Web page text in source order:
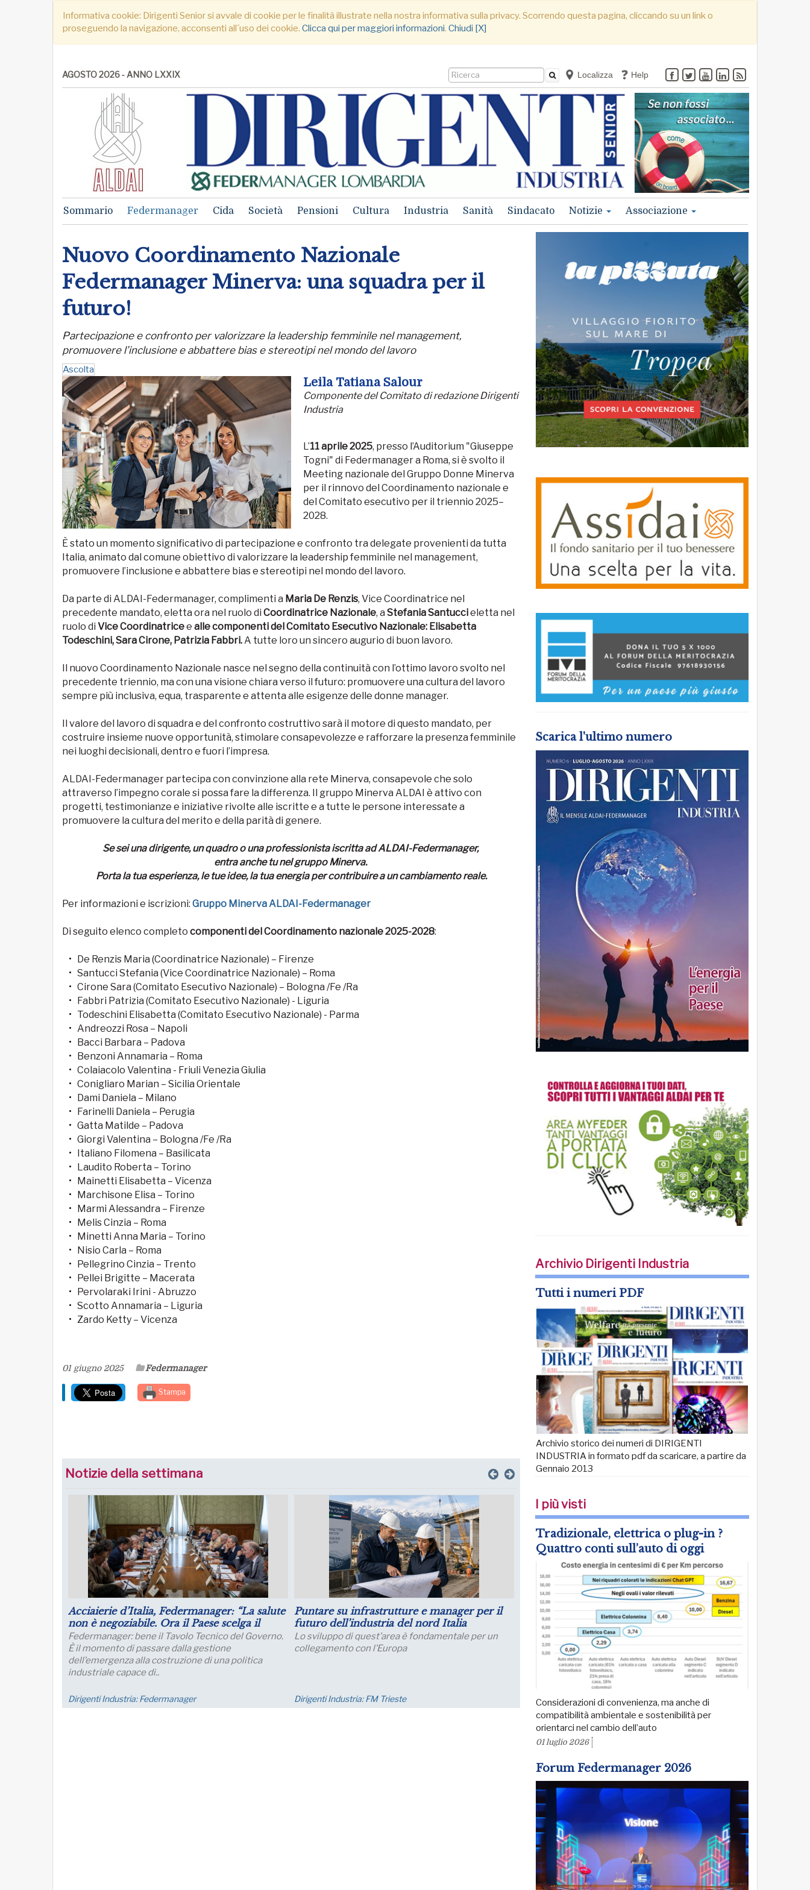
Informativa cookie: Dirigenti Senior si avvale di cookie per le finalità illustrate nella nostra informativa sulla privacy. Scorrendo questa pagina, cliccando su un link o
proseguendo la navigazione, acconsenti all´uso dei cookie. Clicca qui per maggiori informazioni. Chiudi [X]
AGOSTO 2026 - ANNO LXXIX Localizza Help
Sommario Federmanager Cida Società Pensioni Cultura Industria Sanità Sindacato Notizie Associazione
Nuovo Coordinamento Nazionale
Federmanager Minerva: una squadra per il
futuro!
Partecipazione e confronto per valorizzare la leadership femminile nel management,
promuovere l’inclusione e abbattere bias e stereotipi nel mondo del lavoro
Ascolta
Leila Tatiana Salour
Componente del Comitato di redazione Dirigenti
Industria
L’11 aprile 2025, presso l’Auditorium "Giuseppe
Togni" di Federmanager a Roma, si è svolto il
Meeting nazionale del Gruppo Donne Minerva
per il rinnovo del Coordinamento nazionale e
del Comitato esecutivo per il triennio 2025–
2028.
È stato un momento significativo di partecipazione e confronto tra delegate provenienti da tutta
Italia, animato dal comune obiettivo di valorizzare la leadership femminile nel management,
promuovere l’inclusione e abbattere bias e stereotipi nel mondo del lavoro.
Da parte di ALDAI-Federmanager, complimenti a Maria De Renzis, Vice Coordinatrice nel
precedente mandato, eletta ora nel ruolo di Coordinatrice Nazionale, a Stefania Santuccieletta nel
ruolo di Vice Coordinatricee alle componenti del Comitato Esecutivo Nazionale: Elisabetta
Todeschini, Sara Cirone, Patrizia Fabbri.A tutte loro un sincero augurio di buon lavoro.
Il nuovo Coordinamento Nazionale nasce nel segno della continuità con l’ottimo lavoro svolto nel
precedente triennio, ma con una visione chiara verso il futuro: promuovere una cultura del lavoro
sempre più inclusiva, equa, trasparente e attenta alle esigenze delle donne manager.
Il valore del lavoro di squadra e del confronto costruttivo sarà il motore di questo mandato, per
costruire insieme nuove opportunità, stimolare consapevolezze e rafforzare la presenza femminile
nei luoghi decisionali, dentro e fuori l’impresa.
ALDAI-Federmanager partecipa con convinzione alla rete Minerva, consapevole che solo
attraverso l’impegno corale si possa fare la differenza. Il gruppo Minerva ALDAI è attivo con
progetti, testimonianze e iniziative rivolte alle iscritte e a tutte le persone interessate a
promuovere la cultura del merito e della parità di genere.
Se sei una dirigente, un quadro o una professionistaiscritta ad ALDAI-Federmanager,
entra anche tu nel gruppo Minerva.
Porta la tua esperienza, le tue idee, la tua energiaper contribuire a un cambiamento reale.
Per informazioni e iscrizioni: Gruppo Minerva ALDAI-Federmanager
Di seguito elenco completo componenti del Coordinamento nazionale 2025-2028:
De Renzis Maria (Coordinatrice Nazionale) – Firenze
Santucci Stefania (Vice Coordinatrice Nazionale) – Roma
Cirone Sara (Comitato Esecutivo Nazionale) – Bologna /Fe /Ra
Fabbri Patrizia (Comitato Esecutivo Nazionale) - Liguria
Todeschini Elisabetta (Comitato Esecutivo Nazionale) - Parma
Andreozzi Rosa – Napoli
Bacci Barbara – Padova
Benzoni Annamaria – Roma
Colaiacolo Valentina - Friuli Venezia Giulia
Conigliaro Marian – Sicilia Orientale
Dami Daniela – Milano
Farinelli Daniela – Perugia
Gatta Matilde – Padova
Giorgi Valentina – Bologna /Fe /Ra
Italiano Filomena – Basilicata
Laudito Roberta – Torino
Mainetti Elisabetta – Vicenza
Marchisone Elisa – Torino
Marmi Alessandra – Firenze
Melis Cinzia – Roma
Minetti Anna Maria – Torino
Nisio Carla – Roma
Pellegrino Cinzia – Trento
Pellei Brigitte – Macerata
Pervolaraki Irini - Abruzzo
Scotto Annamaria – Liguria
Zardo Ketty – Vicenza
01 giugno 2025 Federmanager
Stampa
Notizie della settimana
Luglio: migliorano le aspettative sulla
produzione
Le aspettative delle grandi imprese industriali
migliorano a luglio, con un aumento della quota di
imprese che prevede una crescita della produzione;
nei..
Economia
Crescita della Produttività e Prospettive
Salariali
Incontro Zoom con il Prof. Giampaolo Galli -
Osservatorio CPI Università Cattolica - mercoledì
Eventi
Scarica l'ultimo numero
Archivio Dirigenti Industria
Tutti i numeri PDF
Archivio storico dei numeri di DIRIGENTI
INDUSTRIA in formato pdf da scaricare, a partire da
Gennaio 2013
I più visti
Tradizionale, elettrica o plug-in ?
Quattro conti sull’auto di oggi
Considerazioni di convenienza, ma anche di
compatibilità ambientale e sostenibilità per
orientarci nel cambio dell’auto
01 luglio 2026
Forum Federmanager 2026